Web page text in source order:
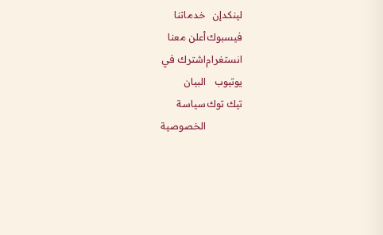
لينكدإن
فيسبوك
انستغرام
يوتيوب
تيك توك
خدماتنا
أعلن معنا
اشترك في
البيان
سياسة
الخصوصية